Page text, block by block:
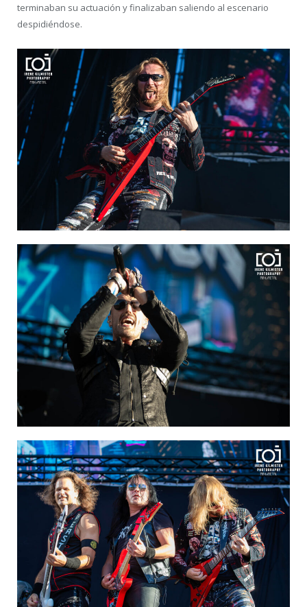
terminaban su actuación y finalizaban saliendo al escenario
despidiéndose.